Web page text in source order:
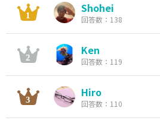
Shohei
回答数：138
Ken
回答数：119
Hiro
回答数：110